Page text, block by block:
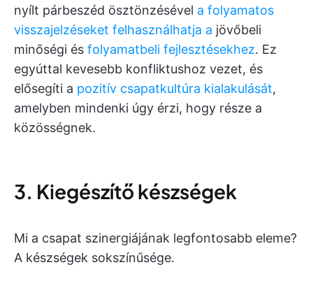
nyílt párbeszéd ösztönzésével a folyamatos
visszajelzéseket felhasználhatja a jövőbeli
minőségi és folyamatbeli fejlesztésekhez. Ez
egyúttal kevesebb konfliktushoz vezet, és
elősegíti a pozitív csapatkultúra kialakulását,
amelyben mindenki úgy érzi, hogy része a
közösségnek.
3. Kiegészítő készségek
Mi a csapat szinergiájának legfontosabb eleme?
A készségek sokszínűsége.